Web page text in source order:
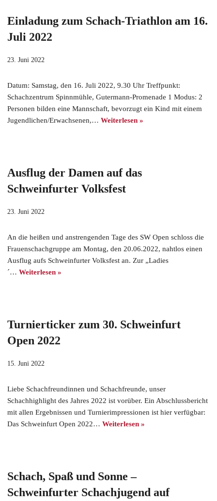
Einladung zum Schach-Triathlon am 16.
Juli 2022
23. Juni 2022
Datum: Samstag, den 16. Juli 2022, 9.30 Uhr Treffpunkt:
Schachzentrum Spinnmühle, Gutermann-Promenade 1 Modus: 2
Personen bilden eine Mannschaft, bevorzugt ein Kind mit einem
Jugendlichen/Erwachsenen,… Weiterlesen »
Ausflug der Damen auf das
Schweinfurter Volksfest
23. Juni 2022
An die heißen und anstrengenden Tage des SW Open schloss die
Frauenschachgruppe am Montag, den 20.06.2022, nahtlos einen
Ausflug aufs Schweinfurter Volksfest an. Zur „Ladies
´… Weiterlesen »
Turnierticker zum 30. Schweinfurt
Open 2022
15. Juni 2022
Liebe Schachfreundinnen und Schachfreunde, unser
Schachhighlight des Jahres 2022 ist vorüber. Ein Abschlussbericht
mit allen Ergebnissen und Turnierimpressionen ist hier verfügbar:
Das Schweinfurt Open 2022… Weiterlesen »
Schach, Spaß und Sonne –
Schweinfurter Schachjugend auf